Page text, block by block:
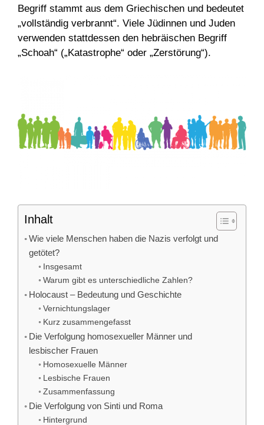
Begriff stammt aus dem Griechischen und bedeutet
„vollständig verbrannt“. Viele Jüdinnen und Juden
verwenden stattdessen den hebräischen Begriff
„Schoah“ („Katastrophe“ oder „Zerstörung“).
Inhalt
Wie viele Menschen haben die Nazis verfolgt und
getötet?
Insgesamt
Warum gibt es unterschiedliche Zahlen?
Holocaust – Bedeutung und Geschichte
Vernichtungslager
Kurz zusammengefasst
Die Verfolgung homosexueller Männer und
lesbischer Frauen
Homosexuelle Männer
Lesbische Frauen
Zusammenfassung
Die Verfolgung von Sinti und Roma
Hintergrund